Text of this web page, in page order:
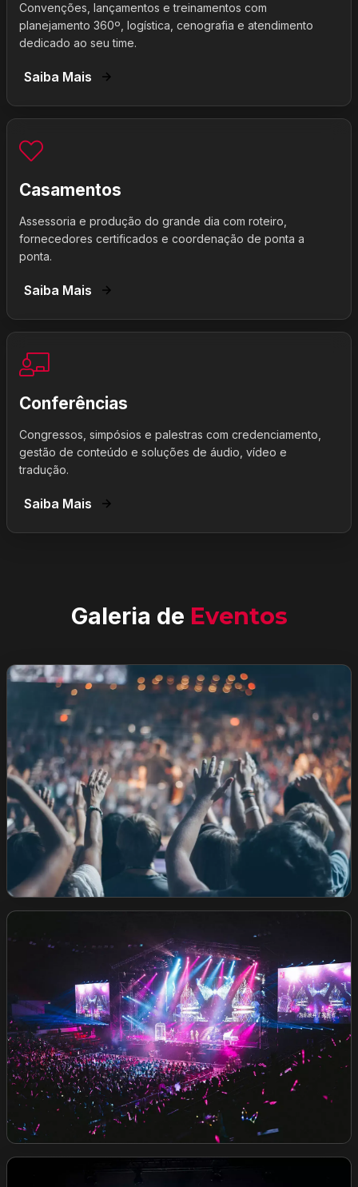
Convenções, lançamentos e treinamentos com
planejamento 360º, logística, cenografia e atendimento
dedicado ao seu time.
Saiba Mais
Casamentos
Assessoria e produção do grande dia com roteiro,
fornecedores certificados e coordenação de ponta a
ponta.
Saiba Mais
Conferências
Congressos, simpósios e palestras com credenciamento,
gestão de conteúdo e soluções de áudio, vídeo e
tradução.
Saiba Mais
Galeria de Eventos